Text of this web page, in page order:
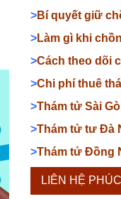
>Bí quyết giữ
>Làm gì khi
>Cách theo dõi
>Chi phí thuê
>Thám tử Sài
>Thám tử tư Đà
>Thám tử Đồng
LIÊN HỆ